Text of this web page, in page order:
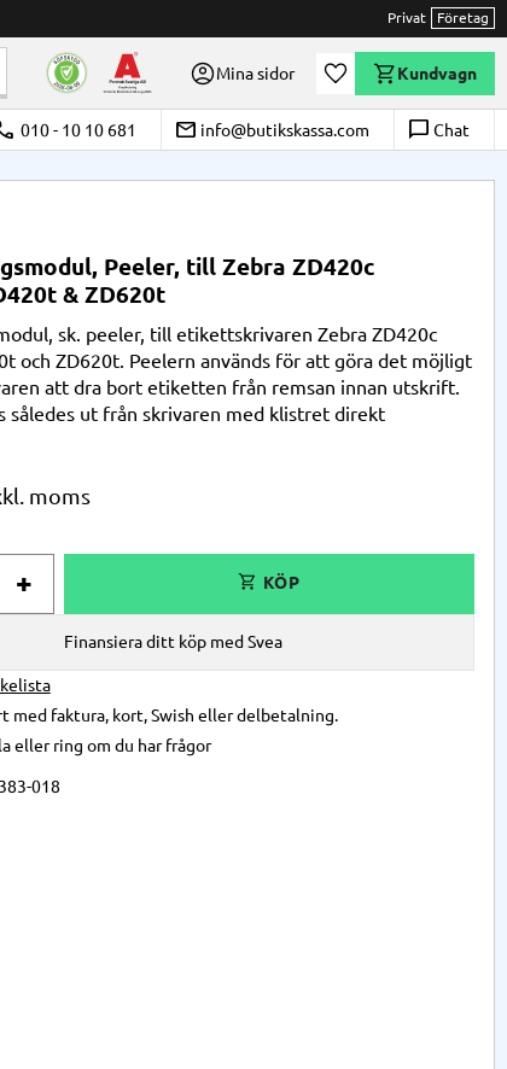
Privat Företag
Mina sidor Önskelista
Kundvagn
010 - 10 10 681 email info@butikskassa.com chat_bubble_outline Chat
Peeler, till Zebra ZD420c
& ZD620t
sk. peeler, till etikettskrivaren Zebra ZD420c
och ZD620t. Peelern används för att göra det möjligt
att dra bort etiketten från remsan innan utskrift.
således ut från skrivaren med klistret direkt
+
med faktura, kort, Swish eller delbetalning.
ellerring om du har frågor
Finansiera ditt köp med Svea
018